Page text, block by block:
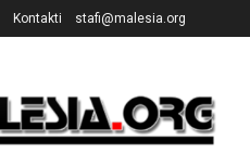
Kontakti stafi@malesia.org